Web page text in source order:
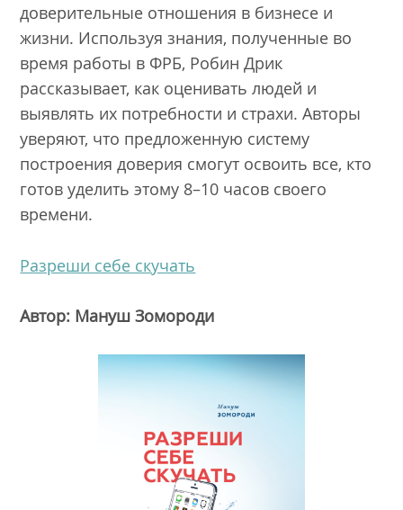
доверительные отношения в бизнесе и
жизни. Используя знания, полученные во
время работы в ФРБ, Робин Дрик
рассказывает, как оценивать людей и
выявлять их потребности и страхи. Авторы
уверяют, что предложенную систему
построения доверия смогут освоить все, кто
готов уделить этому 8–10 часов своего
времени.
Разреши себе скучать
Автор: Мануш Зомороди